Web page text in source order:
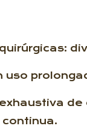
uso